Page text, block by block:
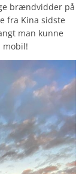
brændvidder på
fra Kina sidste
man kunne
mobil!